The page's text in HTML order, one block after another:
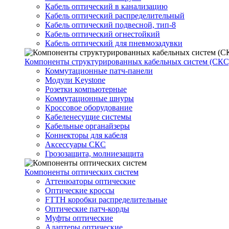
Кабель оптический в канализацию
Кабель оптический распределительный
Кабель оптический подвесной, тип-8
Кабель оптический огнестойкий
Кабель оптический для пневмозадувки
Компоненты структурированных кабельных систем
Коммутационные патч-панели
Модули Keystone
Розетки компьютерные
Коммутационные шнуры
Кроссовое оборудование
Кабеленесущие системы
Кабельные органайзеры
Коннекторы для кабеля
Аксессуары СКС
Грозозащита, молниезащита
Компоненты оптических систем
Аттенюаторы оптические
Оптические кроссы
FTTH коробки распределительные
Оптические патч-корды
Муфты оптические
Адаптеры оптические